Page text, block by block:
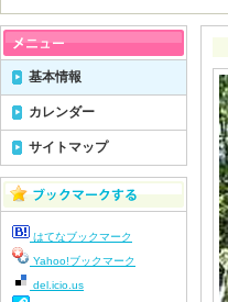
基本情報
カレンダー
サイトマップ
はてなブックマーク
Yahoo!ブックマーク
del.icio.us